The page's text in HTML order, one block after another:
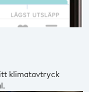
klimatavtryck